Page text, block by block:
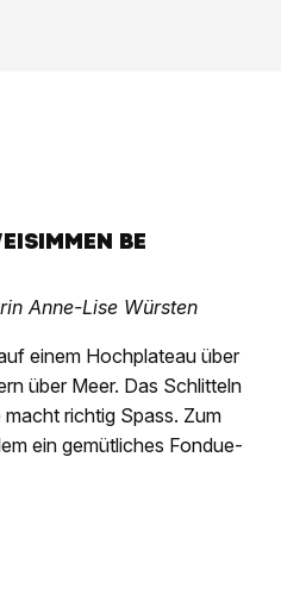
BE
Anne-Lise Würsten
einem Hochplateau über
über Meer. Das Schlitteln
richtig Spass. Zum
ein gemütliches Fondue-